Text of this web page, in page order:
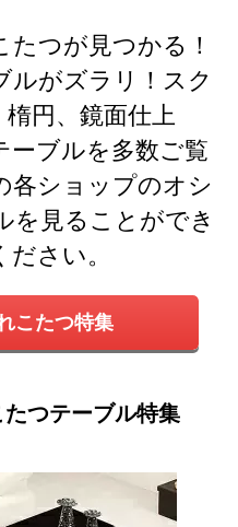
つが見つかる！
ルがズラリ！スク
円、鏡面仕上
ーブルを多数ご覧
各ショップのオシ
を見ることができ
さい。
こたつ特集
つテーブル特集